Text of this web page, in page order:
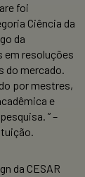
foi
Ciência da
da
em resoluções
do mercado.
por mestres,
e
” –
da CESAR